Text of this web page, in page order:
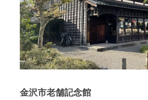
金沢市老舗記念館